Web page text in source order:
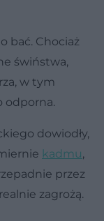
bać. Chociaż
świństwa,
w tym
odporna.
dowiodły,
kadmu,
przez
zagrożą.